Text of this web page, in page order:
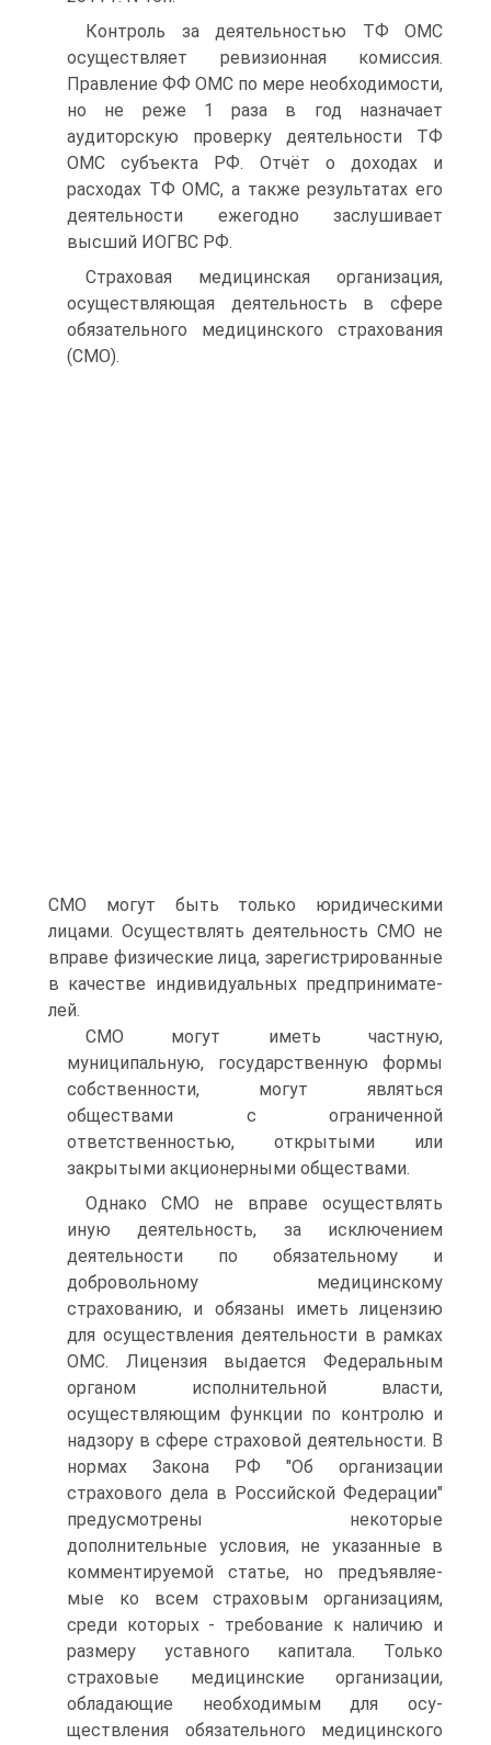
Контроль за деятельностью ТФ ОМС
осуществляет ревизи­онная комиссия.
Правление ФФ ОМС по мере необходимости,
но не реже 1 раза в год назначает
аудиторскую проверку деятельно­сти ТФ
ОМС субъекта РФ. Отчёт о доходах и
расходах ТФ ОМС, а также результатах его
деятельности ежегодно заслушивает
высший ИОГВС РФ.
Страховая медицинская организация,
осуществляющая деятельность в сфере
обязательного медицинского страхова­ния
(СМО).
СМО могут быть только юридическими
лицами. Осуществлять деятельность СМО не
вправе физические лица, за­регистрированные
в качестве индивидуальных предпринимате­
лей.
СМО могут иметь частную,
муниципальную, государствен­ную формы
собственности, могут являться
обществами с ограни­ченной
ответственностью, открытыми или
закрытыми акционер­ными обществами.
Однако СМО не вправе осуществлять
иную деятельность, за исключением
деятельности по обязательному и
добровольному медицинскому
страхованию, и обязаны иметь лицензию
для осу­ществления деятельности в рамках
ОМС. Лицензия выдается Фе­деральным
органом исполнительной власти,
осуществляющим функции по контролю и
надзору в сфере страховой деятельности. В
нормах Закона РФ "Об организации
страхового дела в Россий­ской Федерации"
предусмотрены некоторые
дополнительные условия, не указанные в
комментируемой статье, но предъявляе­
мые ко всем страховым организациям,
среди которых - требова­ние к наличию и
размеру уставного капитала. Только
страховые медицинские организации,
обладающие необходимым для осу­
ществления обязательного медицинского